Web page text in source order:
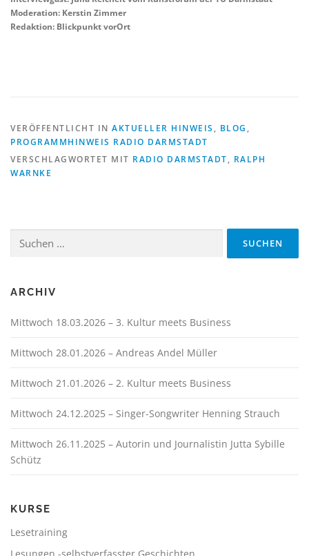
Moderation: Kerstin Zimmer
Redaktion: Blickpunkt vorOrt
VERÖFFENTLICHT IN AKTUELLER HINWEIS , BLOG ,
PROGRAMMHINWEIS RADIO DARMSTADT
VERSCHLAGWORTET MIT RADIO DARMSTADT, RALPH
WARNKE
nach:
ARCHIV
Mittwoch 18.03.2026 – 3. Kultur meets Business
Mittwoch 28.01.2026 – Andreas Andel Müller
Mittwoch 21.01.2026 – 2. Kultur meets Business
Mittwoch 24.12.2025 – Singer-Songwriter Henning Strauch
Mittwoch 26.11.2025 – Autorin und Journalistin Jutta Sybille
Schütz
KURSE
Lesetraining